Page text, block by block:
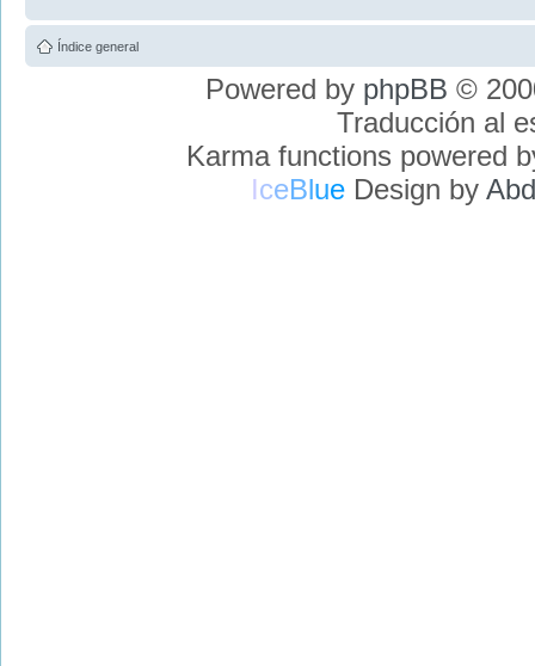
Índice general
Powered by phpBB ©
Traducción al
Karma functions powered
IceBlueDesign by